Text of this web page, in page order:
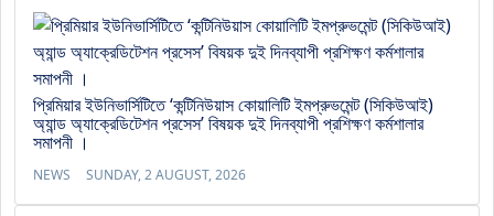
প্রিমিয়ার ইউনিভার্সিটিতে ‘কন্টিনিউয়াস কোয়ালিটি ইমপ্রুভমেন্ট (সিকিউআই)
অ্যান্ড অ্যাক্রেডিটেশন প্রসেস’ বিষয়ক দুই দিনব্যাপী প্রশিক্ষণ কর্মশালার
সমাপনী ।
NEWS SUNDAY, 2 AUGUST, 2026